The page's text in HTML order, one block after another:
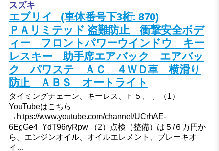
スズキ
エブリイ (車体番号下3桁: 870)
ＰＡリミテッド 盗難防止 衝撃安全ボデ
ィー フロントパワーウインドウ キー
レスキー 助手席エアバック エアバッ
ク パワステ ＡＣ ４ＷＤ車 横滑り
防止 ＡＢＳ オートライト
タイミングチェーン、キーレス、Ｆ５、 、（1）
YouTubeはこちら
→https://www.youtube.com/channel/UCrhAE-
6EgGe4_YdT96ryRpw （2）点検（整備）は５/６万円か
ら。エンジンオイル、オイルエレメント、ブレーキオ
イ…